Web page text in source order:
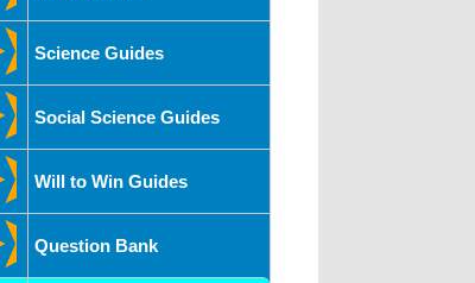
Science Guides
Social Science Guides
Will to Win Guides
Question Bank